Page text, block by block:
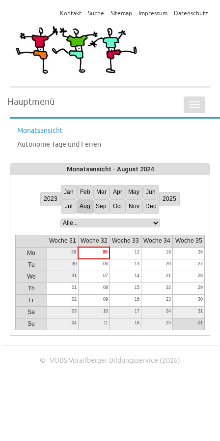
Kontakt Suche Sitemap Impressum Datenschutz
ein-/
Hauptmenü
Monatsansicht
Autonome Tage und Ferien
Monatsansicht - August 2024
2023
Jan Feb Mar Apr May Jun
Jul Aug Sep Oct Nov Dec
2025
Woche 31 Woche 32 Woche 33 Woche 34
Woche 35
Mo
29 05 12 19 26
Tu 30 06 13 20 27
We 31 07 14 21 28
Th 01 08 15 22 29
Fr 02 09 16 23 30
Sa 03 10 17 24 31
Su 04 11 18 25 01
© VOBS Vorarlberger Bildungsservice (2026)